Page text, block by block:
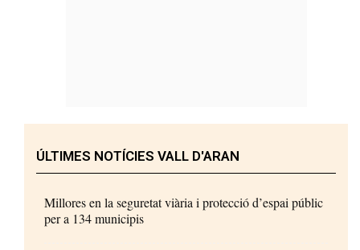
ÚLTIMES NOTÍCIES VALL D'ARAN
Millores en la seguretat viària i protecció d’espai públic
per a 134 municipis